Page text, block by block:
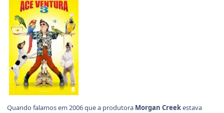
Quando falamos em 2006 que a produtora Morgan Creekestava